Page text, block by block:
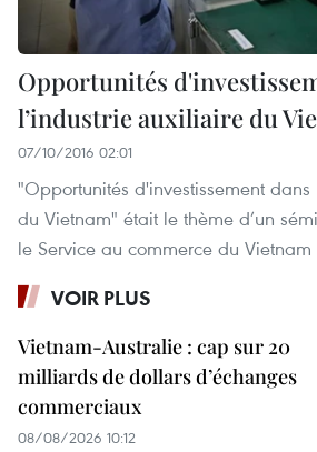
Opportunités
l’industrie auxiliaire du
07/10/2016 02:01
"Opportunités d'investissement
du Vietnam" était le thème d’un
le Service au commerce du
VOIR PLUS
Vietnam-Australie : cap sur 20
milliards de dollars d’échanges
commerciaux
08/08/2026 10:12